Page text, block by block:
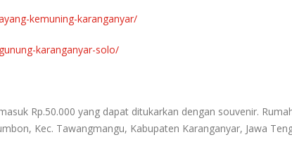
kemuning-karanganyar/
karanganyar-solo/
Rp.50.000 yang dapat ditukarkan dengan souvenir.
Kec. Tawangmangu, Kabupaten Karanganyar, Jawa